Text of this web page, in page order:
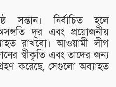
সন্তান। নির্বাচিত হলে
দূর এবং প্রয়োজনীয়
রাখবো। আওয়ামী লীগ
স্বীকৃতি এবং তাদের জন্য
করেছে, সেগুলো অব্যাহত